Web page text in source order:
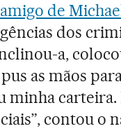
amigo de
dos
a,
pus as mãos
minha
contou o